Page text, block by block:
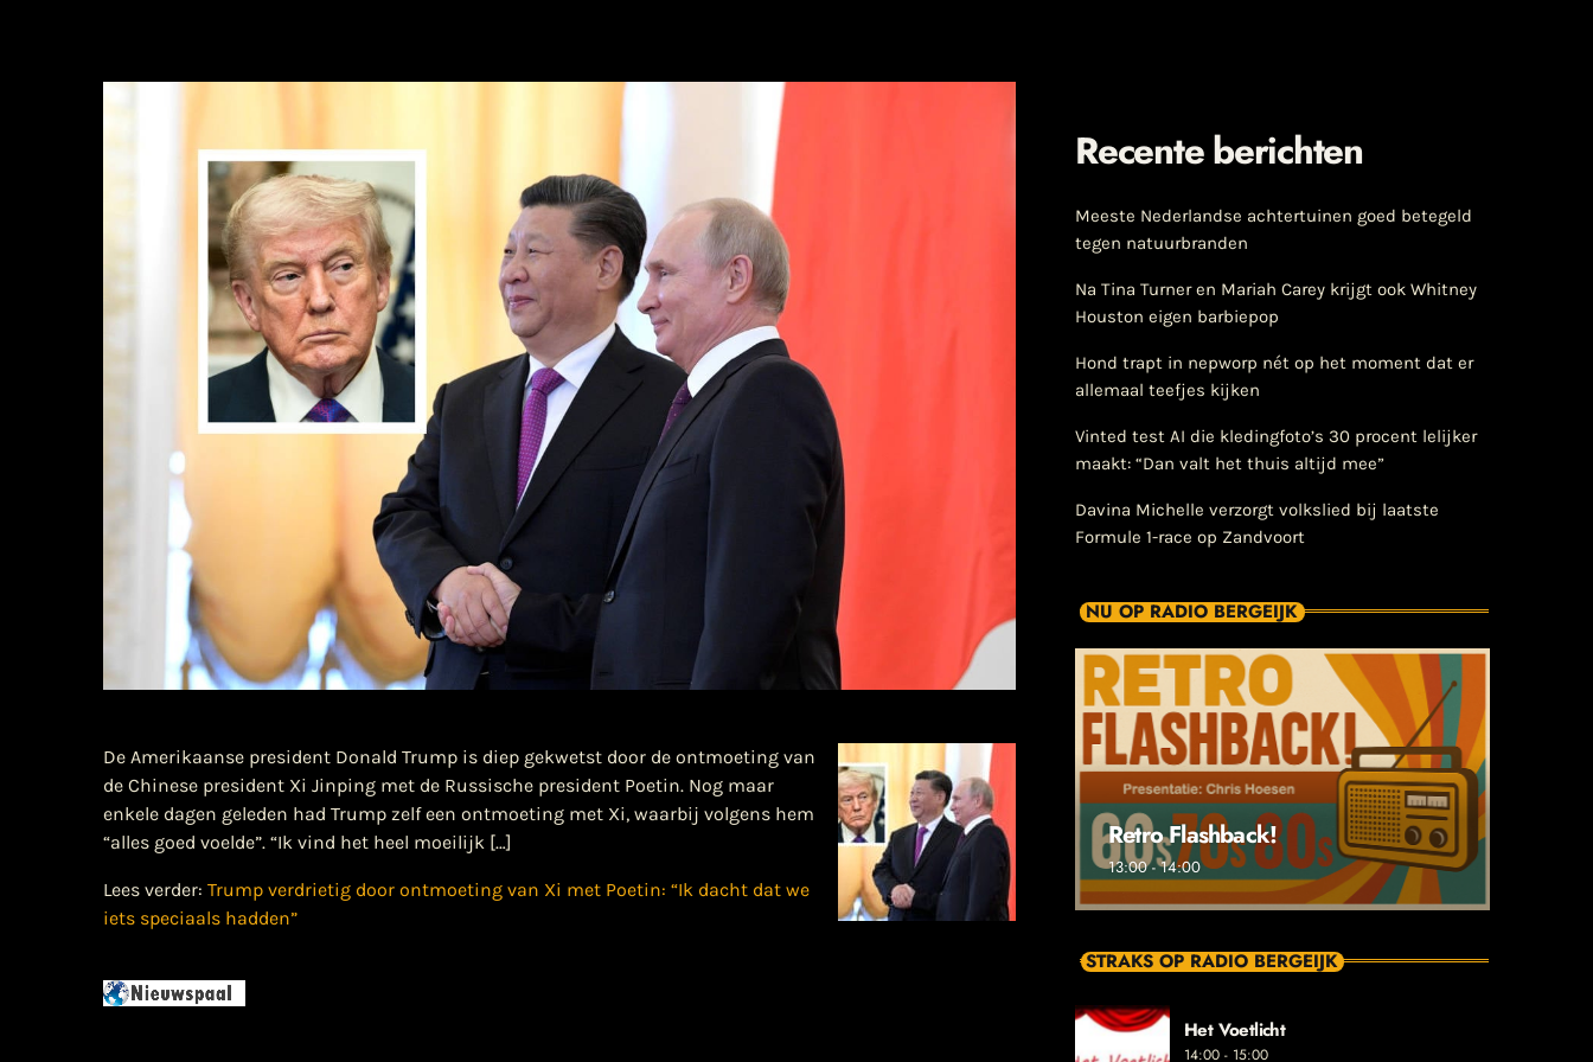
De Amerikaanse president Donald Trump is diep gekwetst door de ontmoeting van
de Chinese president Xi Jinping met de Russische president Poetin. Nog maar
enkele dagen geleden had Trump zelf een ontmoeting met Xi, waarbij volgens hem
“alles goed voelde”. “Ik vind het heel moeilijk […]
Lees verder: Trump verdrietig door ontmoeting van Xi met Poetin: “Ik dacht dat we
iets speciaals hadden”
Recente berichten
Meeste Nederlandse achtertuinen goed betegeld
tegen natuurbranden
Na Tina Turner en Mariah Carey krijgt ook Whitney
Houston eigen barbiepop
Hond trapt in nepworp nét op het moment dat er
allemaal teefjes kijken
Vinted test AI die kledingfoto’s 30 procent lelijker
maakt: “Dan valt het thuis altijd mee”
Davina Michelle verzorgt volkslied bij laatste
Formule 1-race op Zandvoort
NU OP RADIO BERGEIJK
Retro Flashback!
13:00 - 14:00
STRAKS OP RADIO BERGEIJK
Het Voetlicht
14:00 - 15:00